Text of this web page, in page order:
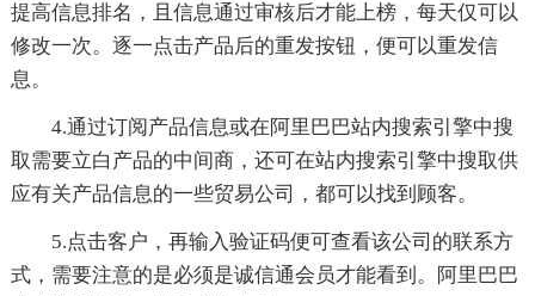
提高信息排名，且信息通过审核后才能上榜，每天仅可以
修改一次。逐一点击产品后的重发按钮，便可以重发信
息。
4.通过订阅产品信息或在阿里巴巴站内搜索引擎中搜
取需要立白产品的中间商，还可在站内搜索引擎中搜取供
应有关产品信息的一些贸易公司，都可以找到顾客。
5.点击客户，再输入验证码便可查看该公司的联系方
式，需要注意的是必须是诚信通会员才能看到。阿里巴巴